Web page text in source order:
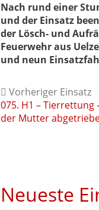
Nach rund einer
und der Einsatz
der Lösch- und
Feuerwehr aus
und neun
Vorheriger Einsatz
075. H1 – Tierrettung
der Mutter
Neueste